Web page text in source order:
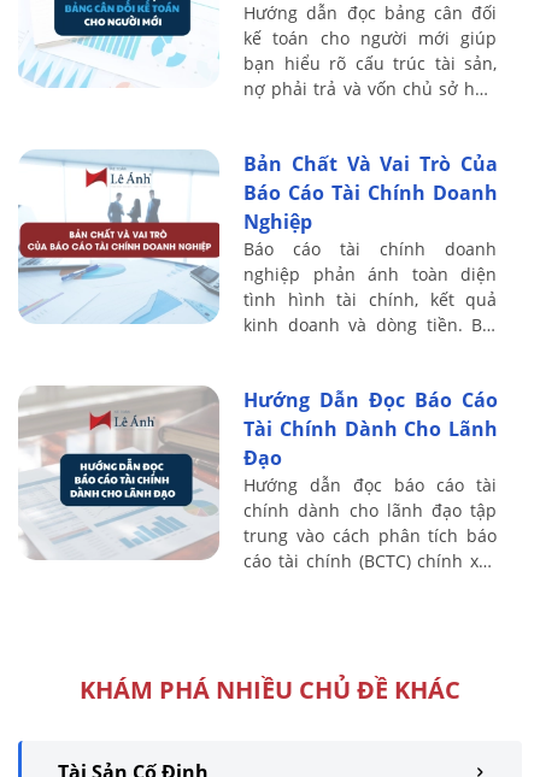
Hướng dẫn đọc bảng cân đối
kế toán cho người mới giúp
bạn hiểu rõ cấu trúc tài sản,
nợ phải trả và vốn chủ sở hữu
...
Bản Chất Và Vai Trò Của
Báo Cáo Tài Chính Doanh
Nghiệp
Báo cáo tài chính doanh
nghiệp phản ánh toàn diện
tình hình tài chính, kết quả
kinh doanh và dòng tiền. Bài
nghĩa của ...
Hướng Dẫn Đọc Báo Cáo
Tài Chính Dành Cho Lãnh
Đạo
Hướng dẫn đọc báo cáo tài
chính dành cho lãnh đạo tập
trung vào cách phân tích báo
cáo tài chính (BCTC) chính xác
KHÁM PHÁ NHIỀU CHỦ ĐỀ KHÁC